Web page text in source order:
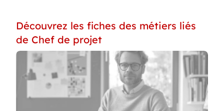
Découvrez les fiches des métiers liés
de Chef de projet